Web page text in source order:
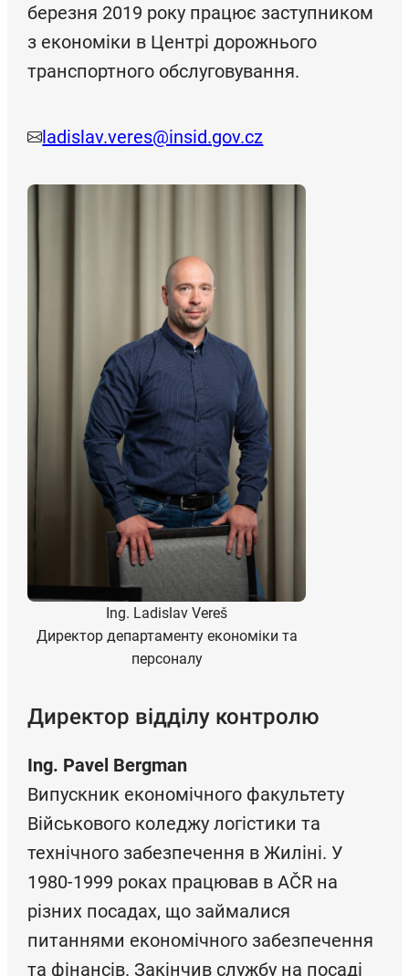
березня 2019 року працює заступником
з економіки в Центрі дорожнього
транспортного обслуговування.
ladislav.veres@insid.gov.cz
Ing. Ladislav Vereš
Директор департаменту економіки та
персоналу
Директор відділу контролю
Ing. Pavel Bergman
Випускник економічного факультету
Військового коледжу логістики та
технічного забезпечення в Жиліні. У
1980-1999 роках працював в AČR на
різних посадах, що займалися
питаннями економічного забезпечення
та фінансів. Закінчив службу на посаді